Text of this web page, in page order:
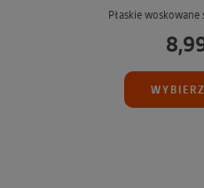
Płaskie woskowane